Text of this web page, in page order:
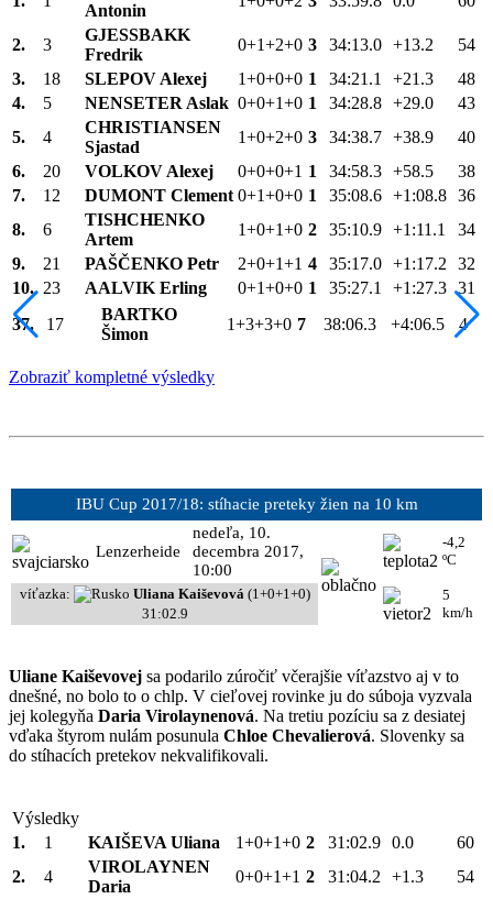
Antonin
2. 3
GJESSBAKK
Fredrik
0+1+2+0 3 34:13.0 +13.2
54
3.
18 SLEPOV Alexej 1+0+0+0 1 34:21.1 +21.3
48
4.
5 NENSETER Aslak 0+0+1+0 1 34:28.8 +29.0
43
5.
4
CHRISTIANSEN
Sjastad
1+0+2+0 3 34:38.7 +38.9
40
6.
20 VOLKOV Alexej 0+0+0+1 1 34:58.3 +58.5
38
7.
12 DUMONT Clement 0+1+0+0 1 35:08.6 +1:08.8 36
8.
6
TISHCHENKO
Artem
1+0+1+0 2 35:10.9 +1:11.1
34
9.
21 PAŠČENKO Petr 2+0+1+1 4 35:17.0 +1:17.2
32
10. 23 AALVIK Erling 0+1+0+0 1 35:27.1 +1:27.3 31
37.
17
BARTKO
Šimon
1+3+3+0 7 38:06.3 +4:06.5 4
Zobraziť kompletné výsledky
IBU Cup 2017/18: stíhacie preteky žien na 10 km
Lenzerheide
nedeľa, 10.
decembra 2017,
10:00
-4,2
ºC
víťazka: Uliana Kaiševová (1+0+1+0)
31:02.9
5
km/h
Uliane Kaiševovej sa podarilo zúročiť včerajšie víťazstvo aj v to
dnešné, no bolo to o chlp. V cieľovej rovinke ju do súboja vyzvala
jej kolegyňa Daria Virolaynenová. Na tretiu pozíciu sa z desiatej
vďaka štyrom nulám posunula Chloe Chevalierová. Slovenky sa
do stíhacích pretekov nekvalifikovali.
Výsledky
1.
1 KAIŠEVA Uliana 1+0+1+0 2 31:02.9 0.0
60
2.
4
VIROLAYNEN
Daria
0+0+1+1 2 31:04.2 +1.3 54